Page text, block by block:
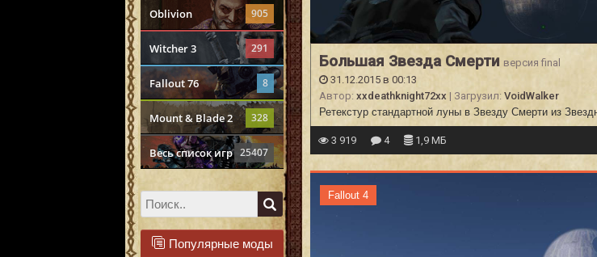
Oblivion 905
Witcher 3 291
Fallout 76 8
Mount & Blade 2 328
Весь список игр 25407
Популярные моды
Большая Звезда Смерти версия final
31.12.2015 в 00:13
Автор: xxdeathknight72xx | Загрузил: VoidWalker
Ретекстур стандартной луны в Звезду Смерти из
3 919 4 1,9 МБ
Fallout 4